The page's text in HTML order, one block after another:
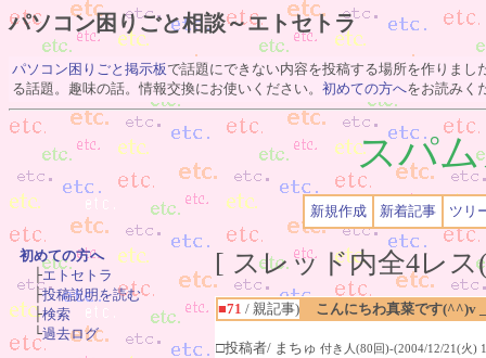
パソコン困りごと相談～エトセトラ
パソコン困りごと掲示板で話題にできない内容を投稿する場所を作りまし
る話題。趣味の話。情報交換にお使いください。 初めての方へをお読みく
スパ
新規作成 新着記事 ツリ
[ スレッド内全4レ
■71 / 親記事) こんにちわ真菜です(^^)v
□投稿者/ まちゅ 付き人(80回)-(2004/12/21(火)
初めての方へ
├エトセトラ
├投稿説明を読む
├検索
└過去ログ